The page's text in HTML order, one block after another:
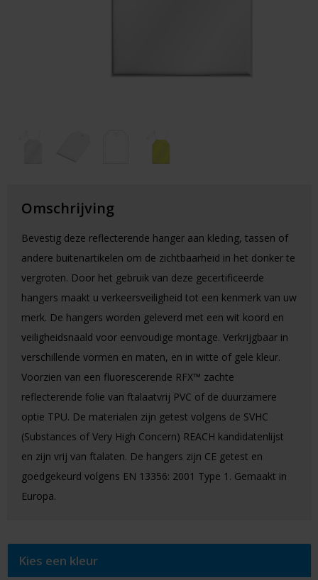
Omschrijving
Bevestig deze reflecterende hanger aan kleding, tassen of
andere buitenartikelen om de zichtbaarheid in het donker te
vergroten. Door het gebruik van deze gecertificeerde
hangers maakt u verkeersveiligheid tot een kenmerk van uw
merk. De hangers worden geleverd met een wit koord en
veiligheidsnaald voor eenvoudige montage. Verkrijgbaar in
verschillende vormen en maten, en in witte of gele kleur.
Voorzien van een fluorescerende RFX™ zachte
reflecterende folie van ftalaatvrij PVC of de duurzamere
optie TPU. De materialen zijn getest volgens de SVHC
(Substances of Very High Concern) REACH kandidatenlijst
en zijn vrij van ftalaten. De hangers zijn CE getest en
goedgekeurd volgens EN 13356: 2001 Type 1. Gemaakt in
Europa.
Kies een kleur